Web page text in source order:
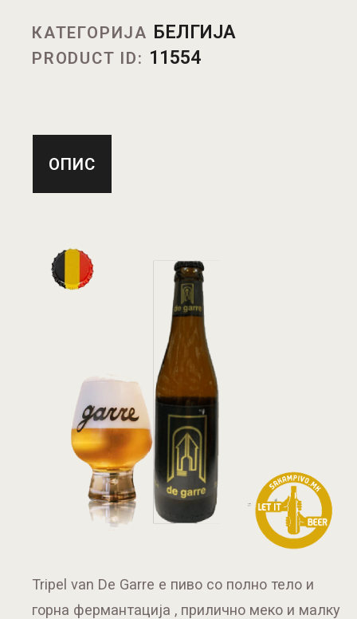
КАТЕГОРИЈА БЕЛГИЈА
PRODUCT ID: 11554
ОПИС
Tripel van De Garre е пиво со полно тело и
горна фермантација , прилично меко и малку